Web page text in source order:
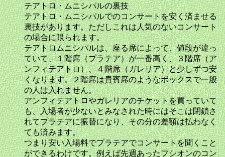
テアトロ・ムニシパルの裏技
テアトロ・ムニシパルでのコンサートを安く済ませる
裏技があります。ただしこれは人気のないコンサート
の場合に限られます。
テアトロムニシパルは、座る席によって、値段が違っ
ていて、１階席（プラテア）が一番高く、３階席（ア
ンフィテアトロ）、４階席（ガレリア）と少しずつ安
くなります。２階席は貴賓席のようなボックスで一般
の人は入れません。
アンフィテアトロやガレリアのチケットを買っていて
も、入場者が少ないとみなされた時にはそこは閉鎖さ
れてプラテアに振替になり、その分の差額は払わなく
ても済みます。
つまり安い入場料でプラテアでコンサートを聞くこと
ができるわけです。例えば先週あったフシオンのコン